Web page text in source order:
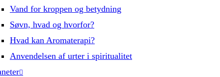
Vand for kroppen og betydning
Søvn, hvad og hvorfor?
Hvad kan Aromaterapi?
Anvendelsen af urter i spiritualitet